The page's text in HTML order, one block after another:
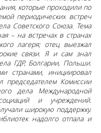
которые проходили по
периодических встреч
Советского Союза. Тема
– на встречах в странах
лагеря; отец выезжал
связи. Я и сам знал
ГДР, Болгарии, Польши.
странами, инициировал
председателем Комиссии
дела Международной
и учреждений.
широкую поддержку.
надолго отпала и